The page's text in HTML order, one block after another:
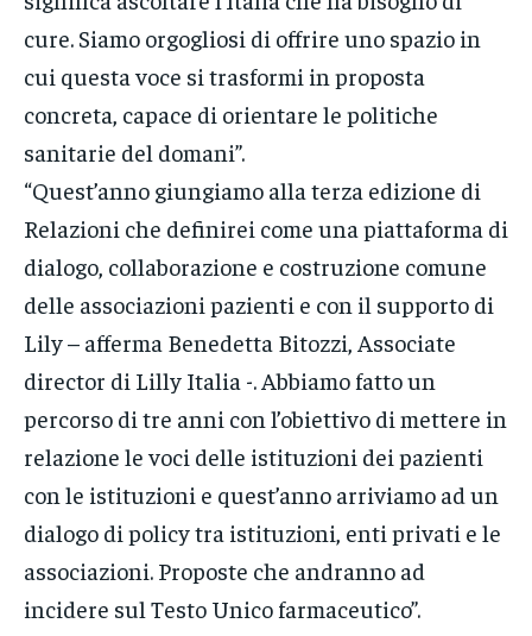
cure. Siamo orgogliosi di offrire uno spazio in
cui questa voce si trasformi in proposta
concreta, capace di orientare le politiche
sanitarie del domani”.
“Quest’anno giungiamo alla terza edizione di
Relazioni che definirei come una piattaforma di
dialogo, collaborazione e costruzione comune
delle associazioni pazienti e con il supporto di
Lily – afferma Benedetta Bitozzi, Associate
director di Lilly Italia -. Abbiamo fatto un
percorso di tre anni con l’obiettivo di mettere in
relazione le voci delle istituzioni dei pazienti
con le istituzioni e quest’anno arriviamo ad un
dialogo di policy tra istituzioni, enti privati e le
associazioni. Proposte che andranno ad
incidere sul Testo Unico farmaceutico”.